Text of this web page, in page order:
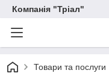
Компанія "Тріал"
Товари та послуги